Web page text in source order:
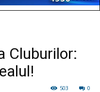
Cluburilor:
0
503